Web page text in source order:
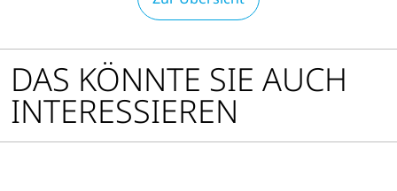
DAS KÖNNTE SIE AUCH
INTERESSIEREN